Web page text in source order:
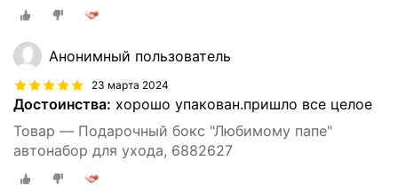
Анонимный пользователь
23 марта 2024
Достоинства: хорошо упакован.пришло все целое
Товар — Подарочный бокс "Любимому папе"
автонабор для ухода, 6882627